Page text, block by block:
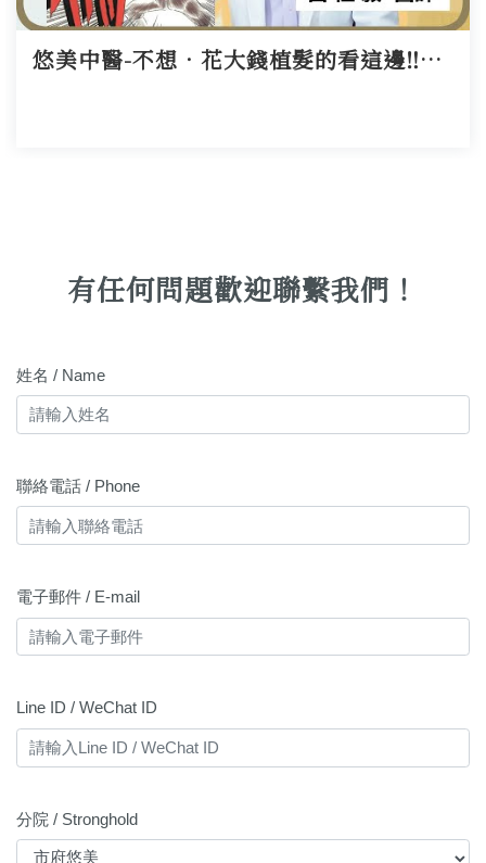
悠美中醫-不想．花大錢植髮的看這邊‼️不想．每天蓋髮粉的看這邊‼️不想．綁頭髮露頭皮的也看這邊‼️
有任何問題歡迎聯繫我們！
姓名 / Name
聯絡電話 / Phone
電子郵件 / E-mail
Line ID / WeChat ID
分院 / Stronghold